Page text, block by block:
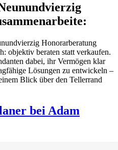
Honorarberatung
objektiv beraten statt verkaufen.
dabei, ihr Vermögen klar
Lösungen zu entwickeln –
Blick über den Tellerrand
bei Adam